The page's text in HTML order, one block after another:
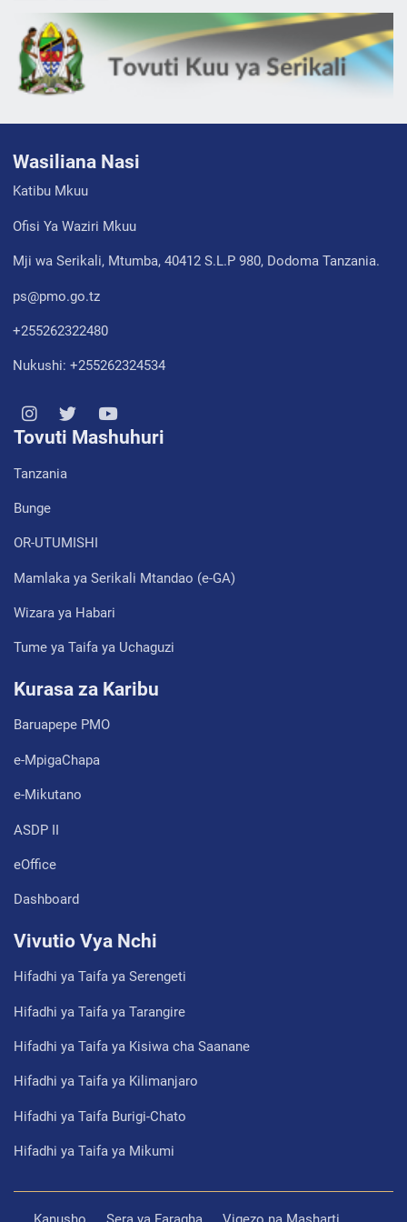
Wasiliana Nasi
Katibu Mkuu
Ofisi Ya Waziri Mkuu
Mji wa Serikali, Mtumba, 40412 S.L.P 980, Dodoma Tanzania.
ps@pmo.go.tz
+255262322480
Nukushi: +255262324534
Tovuti Mashuhuri
Tanzania
Bunge
OR-UTUMISHI
Mamlaka ya Serikali Mtandao (e-GA)
Wizara ya Habari
Tume ya Taifa ya Uchaguzi
Kurasa za Karibu
Baruapepe PMO
e-MpigaChapa
e-Mikutano
ASDP II
eOffice
Dashboard
Vivutio Vya Nchi
Hifadhi ya Taifa ya Serengeti
Hifadhi ya Taifa ya Tarangire
Hifadhi ya Taifa ya Kisiwa cha Saanane
Hifadhi ya Taifa ya Kilimanjaro
Hifadhi ya Taifa Burigi-Chato
Hifadhi ya Taifa ya Mikumi